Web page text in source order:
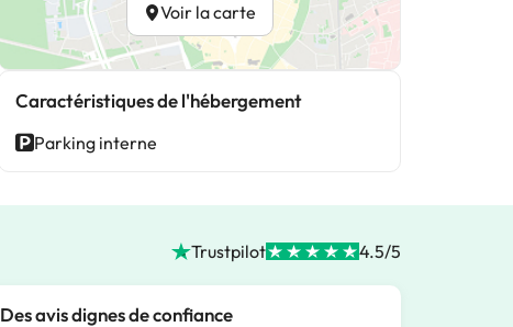
Voir la carte
Caractéristiques de l'hébergement
Parking interne
Trustpilot 4.5/5
Des avis dignes de confiance